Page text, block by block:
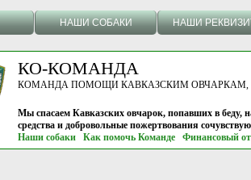
НАШИ СОБАКИ НАШИ
КО-КОМАНДА
КОМАНДА ПОМОЩИ КАВКАЗСКИМ ОВЧАРКАМ, г.
Мы спасаем Кавказских овчарок, попавших в беду,
средства и добровольные пожертвования
Наши собаки
Как помочь Команде Финансовый